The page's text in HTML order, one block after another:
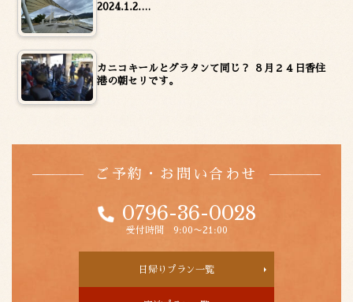
2024.1.2.…
カニコキールとグラタンて同じ？ ８月２４日香住
港の朝セリです。
ご予約・お問い合わせ
0796-36-0028
受付時間 9:00〜21:00
日帰りプラン一覧